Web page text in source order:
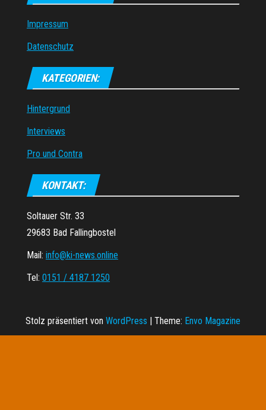
Impressum
Datenschutz
KATEGORIEN:
Hintergrund
Interviews
Pro und Contra
KONTAKT:
Soltauer Str. 33
29683 Bad Fallingbostel
Mail: info@ki-news.online
Tel: 0151 / 4187 1250
Stolz präsentiert von WordPress | Theme: Envo Magazine